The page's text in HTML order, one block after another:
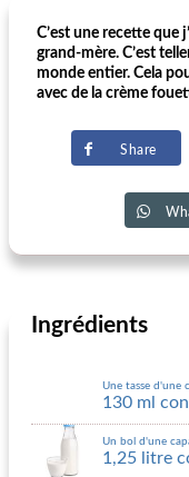
C’est une recette que
grand-mère. C’est
monde entier. Cela
avec de la crème
Share
Ingrédients
Une tasse d'une
130 ml
Un bol d'une
1,25 litre